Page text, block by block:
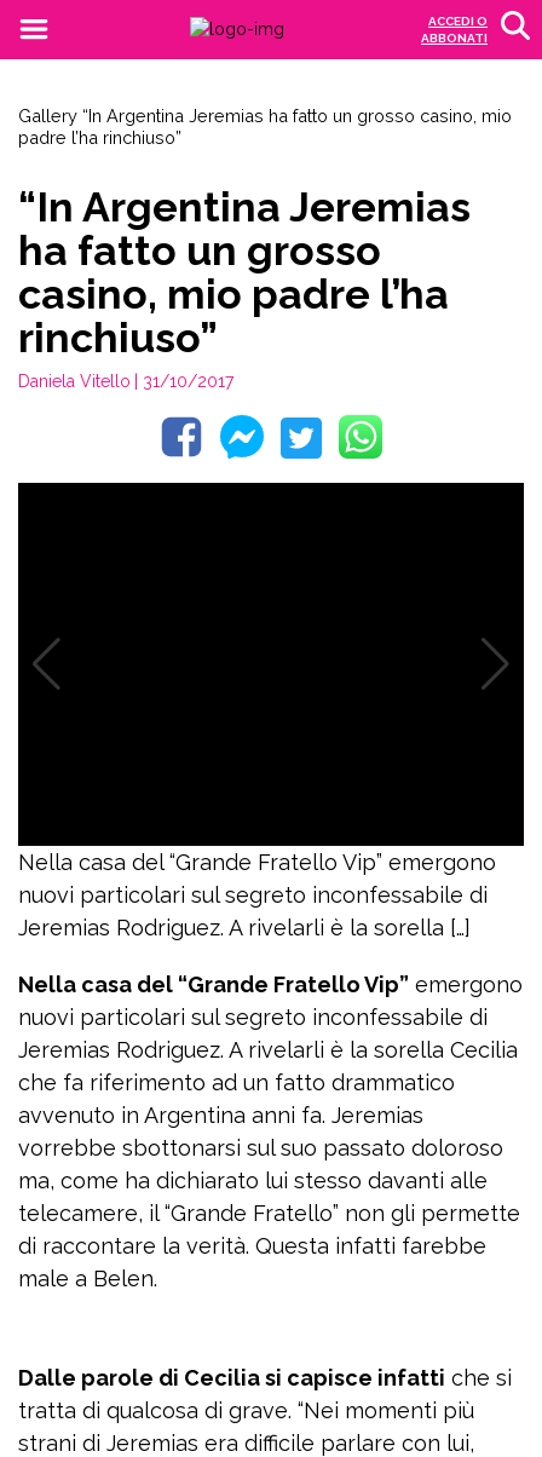
ACCEDI O
ABBONATI
Gallery “In Argentina Jeremias ha fatto un grosso casino, mio
padre l’ha rinchiuso”
“In Argentina Jeremias
ha fatto un grosso
casino, mio padre l’ha
rinchiuso”
Daniela Vitello | 31/10/2017
Nella casa del “Grande Fratello Vip” emergono
nuovi particolari sul segreto inconfessabile di
Jeremias Rodriguez. A rivelarli è la sorella […]
Nella casa del “Grande Fratello Vip” emergono
nuovi particolari sul segreto inconfessabile di
Jeremias Rodriguez. A rivelarli è la sorella Cecilia
che fa riferimento ad un fatto drammatico
avvenuto in Argentina anni fa. Jeremias
vorrebbe sbottonarsi sul suo passato doloroso
ma, come ha dichiarato lui stesso davanti alle
telecamere, il “Grande Fratello” non gli permette
di raccontare la verità. Questa infatti farebbe
male a Belen.
Dalle parole di Cecilia si capisce infatti che si
tratta di qualcosa di grave. “Nei momenti più
strani di Jeremias era difficile parlare con lui,